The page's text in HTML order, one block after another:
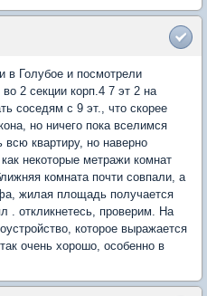
в Голубое и посмотрели
2 секции корп.4 7 эт 2 на
соседям с 9 эт., что скорее
но ничего пока вселимся
квартиру, но наверно
некоторые метражи комнат
комната почти совпали, а
жилая площадь получается
. откликнетесь, проверим. На
которое выражается
очень хорошо, особенно в